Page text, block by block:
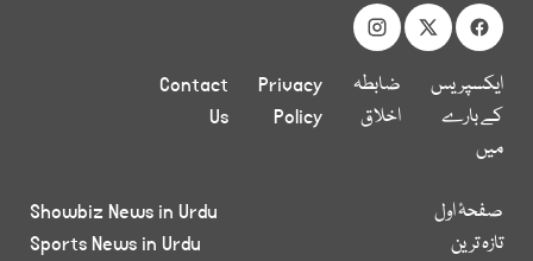
ایکسپریس
کے بارے
میں
ضابطہ
اخلاق
Privacy
Policy
Contact
Us
صفحۂ اول
تازہ ترین
Showbiz News in Urdu
Sports News in Urdu